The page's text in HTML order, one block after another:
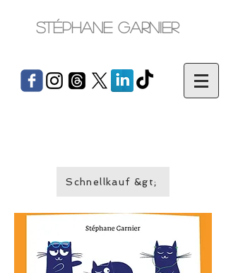
Stéphane Garnier
Schnellkauf &gt;